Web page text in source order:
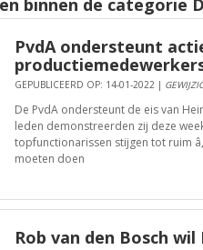
binnen de categorie
PvdA ondersteunt
GEPUBLICEERD OP: 14-01-2022 |
De PvdA ondersteunt de eis van
leden demonstreerden zij deze
topfunctionarissen stijgen tot ruim
moeten doen
Rob van den Bosch